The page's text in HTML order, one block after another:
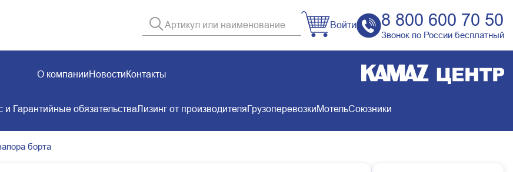
Войти 8 800 600 70 50
Звонок по России бесплатный
О компанииНовостиКонтакты
и Гарантийные обязательстваЛизинг от производителяГрузоперевозкиМотельСоюзники
борта